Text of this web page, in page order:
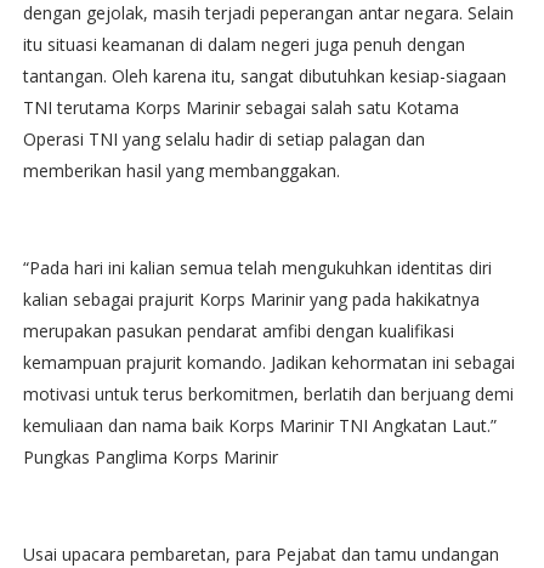
dengan gejolak, masih terjadi peperangan antar negara. Selain
itu situasi keamanan di dalam negeri juga penuh dengan
tantangan. Oleh karena itu, sangat dibutuhkan kesiap-siagaan
TNI terutama Korps Marinir sebagai salah satu Kotama
Operasi TNI yang selalu hadir di setiap palagan dan
memberikan hasil yang membanggakan.
“Pada hari ini kalian semua telah mengukuhkan identitas diri
kalian sebagai prajurit Korps Marinir yang pada hakikatnya
merupakan pasukan pendarat amfibi dengan kualifikasi
kemampuan prajurit komando. Jadikan kehormatan ini sebagai
motivasi untuk terus berkomitmen, berlatih dan berjuang demi
kemuliaan dan nama baik Korps Marinir TNI Angkatan Laut.”
Pungkas Panglima Korps Marinir
Usai upacara pembaretan, para Pejabat dan tamu undangan